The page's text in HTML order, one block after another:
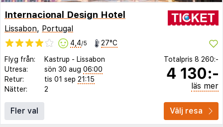
Internacional Design Hotel
Lissabon, Portugal
4,4/5 27°C
Flyg från: Kastrup - Lissabon
Utresa:
sön 30 aug 06:00
Retur:
tis 01 sep 21:15
Nätter:
2
Totalpris 8 260:-
4 130:-
läs mer
Fler val Välj resa